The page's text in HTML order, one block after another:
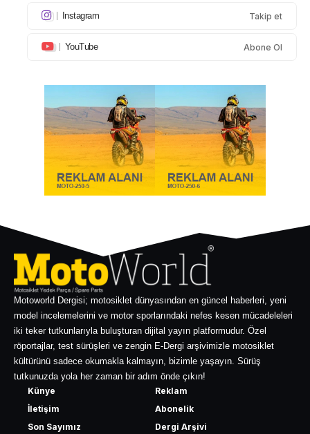
Instagram Takip et
YouTube Abone Ol
Motoworld Dergisi; motosiklet dünyasından en güncel haberleri, yeni
model incelemelerini ve motor sporlarındaki nefes kesen mücadeleleri
iki teker tutkunlarıyla buluşturan dijital yayın platformudur. Özel
röportajlar, test sürüşleri ve zengin E-Dergi arşivimizle motosiklet
kültürünü sadece okumakla kalmayın, bizimle yaşayın. Sürüş
tutkunuzda yola her zaman bir adım önde çıkın!
Künye
İletişim
Son Sayımız
Reklam
Abonelik
Dergi Arşivi